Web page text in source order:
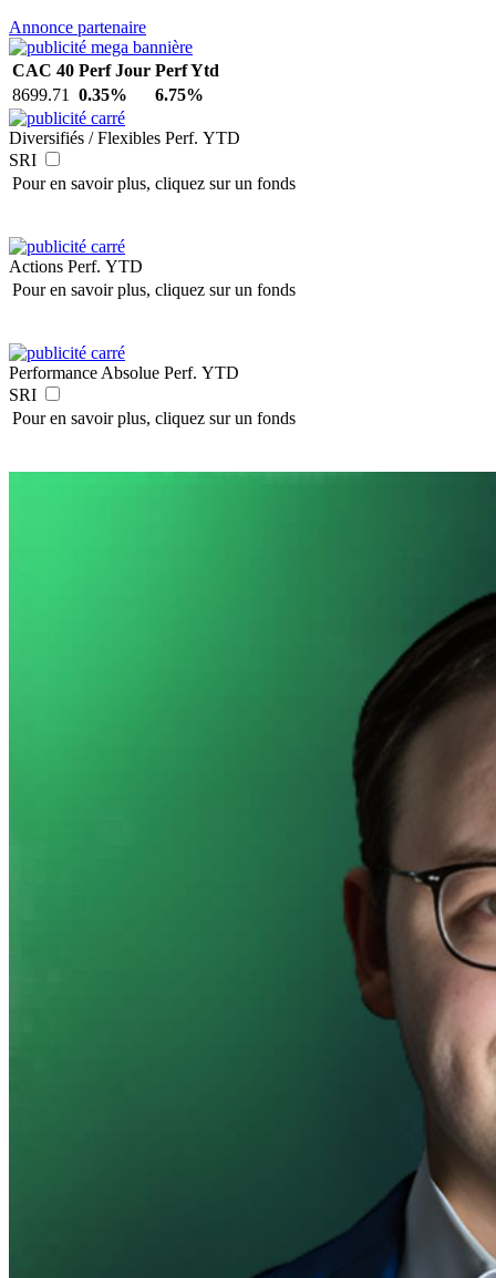
Annonce partenaire
CAC 40 Perf Jour Perf Ytd
8699.71
0.35% 6.75%
Diversifiés / Flexibles Perf. YTD
SRI
Pour en savoir plus, cliquez sur un fonds
Actions Perf. YTD
Pour en savoir plus, cliquez sur un fonds
Performance Absolue Perf. YTD
SRI
Pour en savoir plus, cliquez sur un fonds